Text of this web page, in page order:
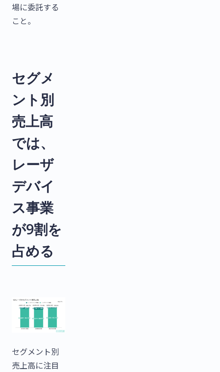
場に委託する
こと。
セグメ
ント別
売上高
では、
レーザ
デバイ
ス事業
が9割を
占める
セグメント別
売上高に注目